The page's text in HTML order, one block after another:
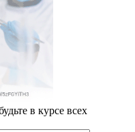
в курсе всех